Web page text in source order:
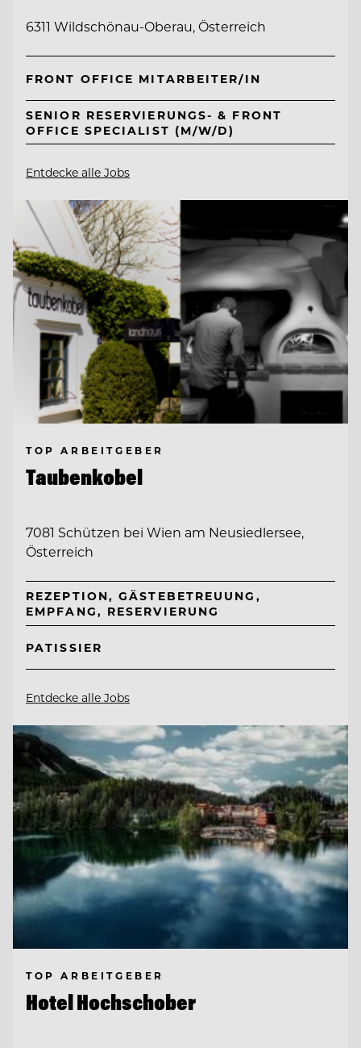
6311 Wildschönau-Oberau, Österreich
FRONT OFFICE MITARBEITER/IN
SENIOR RESERVIERUNGS- & FRONT
OFFICE SPECIALIST (M/W/D)
Entdecke alle Jobs
TOP ARBEITGEBER
Taubenkobel
7081 Schützen bei Wien am Neusiedlersee,
Österreich
REZEPTION, GÄSTEBETREUUNG,
EMPFANG, RESERVIERUNG
PATISSIER
Entdecke alle Jobs
TOP ARBEITGEBER
Hotel Hochschober